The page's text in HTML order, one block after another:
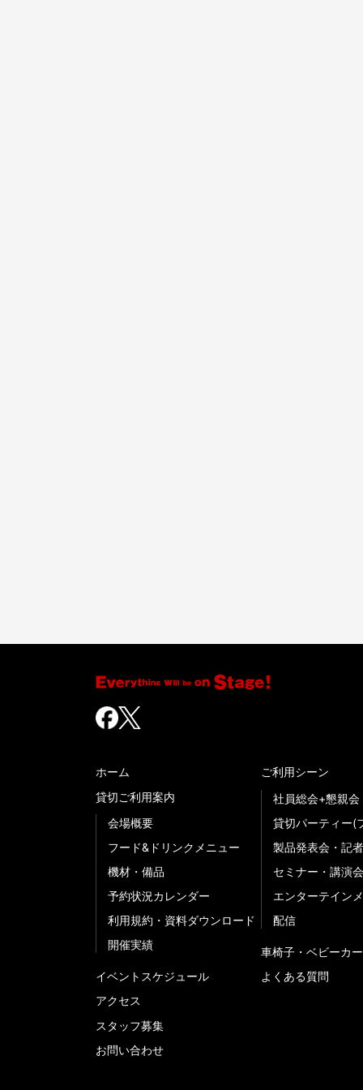
ホーム
貸切ご利用案内
会場概要
フード&ドリンクメニュー
機材・備品
予約状況カレンダー
利用規約・資料ダウンロード
開催実績
イベントスケジュール
アクセス
スタッフ募集
お問い合わせ
ご利用シーン
社員総会+懇親会
貸切パーティー(
製品発表会・記
セミナー・講演
エンターテイン
配信
車椅子・ベビーカ
よくある質問